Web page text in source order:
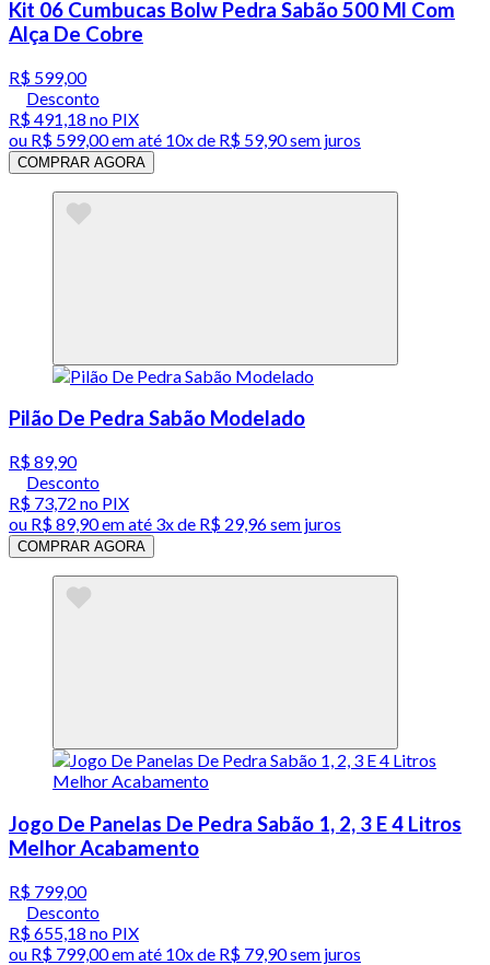
Kit 06 Cumbucas Bolw Pedra Sabão 500 Ml Com
Alça De Cobre
R$ 599,00
Desconto
R$ 491,18 no PIX
ou R$ 599,00em até 10x de R$ 59,90 sem juros
COMPRAR AGORA
Pilão De Pedra Sabão Modelado
R$ 89,90
Desconto
R$ 73,72 no PIX
ou R$ 89,90em até 3x de R$ 29,96 sem juros
COMPRAR AGORA
Jogo De Panelas De Pedra Sabão 1, 2, 3 E 4 Litros
Melhor Acabamento
R$ 799,00
Desconto
R$ 655,18 no PIX
ou R$ 799,00em até 10x de R$ 79,90 sem juros